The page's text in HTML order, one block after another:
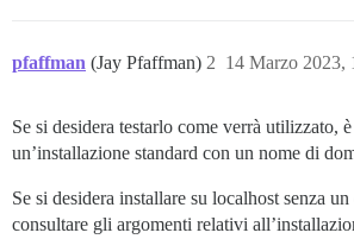
pfaffman (Jay Pfaffman) 14 Marzo 2023,
2
Se si desidera testarlo come verrà utilizzato,
un’installazione standard con un nome di
Se si desidera installare su localhost senza
consultare gli argomenti relativi